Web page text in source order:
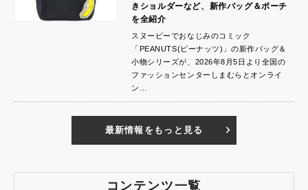
きショルダーなど、新作バッグ＆ポーチ
を全紹介
スヌーピーでおなじみのコミック
「PEANUTS(ピーナッツ)」の新作バッグ＆
小物シリーズが、2026年8月5日より全国の
ファッションセンターしまむらとオンライ
ン…
最新情報をもっと見る
コンテンツ一覧